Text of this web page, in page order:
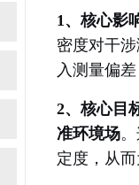
1、核心影
密度对干
入测量偏
2、核心目
准环境场
定度，从